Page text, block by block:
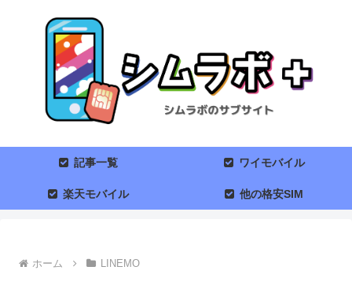
記事一覧 ワイモバイル
楽天モバイル 他の格安SIM
ホーム LINEMO